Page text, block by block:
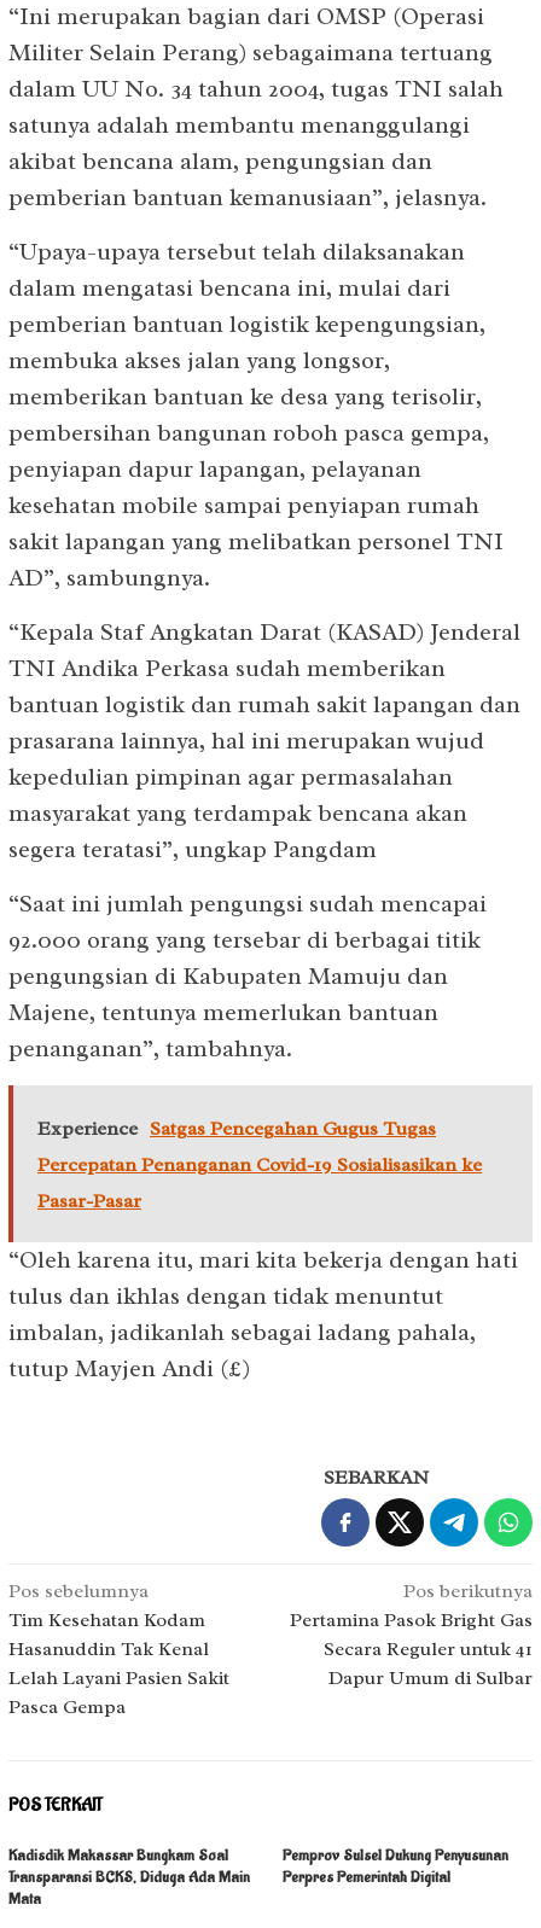
“Ini merupakan bagian dari OMSP (Operasi
Militer Selain Perang) sebagaimana tertuang
dalam UU No. 34 tahun 2004, tugas TNI salah
satunya adalah membantu menanggulangi
akibat bencana alam, pengungsian dan
pemberian bantuan kemanusiaan”, jelasnya.
“Upaya-upaya tersebut telah dilaksanakan
dalam mengatasi bencana ini, mulai dari
pemberian bantuan logistik kepengungsian,
membuka akses jalan yang longsor,
memberikan bantuan ke desa yang terisolir,
pembersihan bangunan roboh pasca gempa,
penyiapan dapur lapangan, pelayanan
kesehatan mobile sampai penyiapan rumah
sakit lapangan yang melibatkan personel TNI
AD”, sambungnya.
“Kepala Staf Angkatan Darat (KASAD) Jenderal
TNI Andika Perkasa sudah memberikan
bantuan logistik dan rumah sakit lapangan dan
prasarana lainnya, hal ini merupakan wujud
kepedulian pimpinan agar permasalahan
masyarakat yang terdampak bencana akan
segera teratasi”, ungkap Pangdam
“Saat ini jumlah pengungsi sudah mencapai
92.000 orang yang tersebar di berbagai titik
pengungsian di Kabupaten Mamuju dan
Majene, tentunya memerlukan bantuan
penanganan”, tambahnya.
Experience Satgas Pencegahan Gugus Tugas
Percepatan Penanganan Covid-19 Sosialisasikan ke
Pasar-Pasar
“Oleh karena itu, mari kita bekerja dengan hati
tulus dan ikhlas dengan tidak menuntut
imbalan, jadikanlah sebagai ladang pahala,
tutup Mayjen Andi (£)
SEBARKAN
Navigasi
pos
Pos sebelumnya
Tim Kesehatan Kodam
Hasanuddin Tak Kenal
Lelah Layani Pasien Sakit
Pasca Gempa
Pos berikutnya
Pertamina Pasok Bright Gas
Secara Reguler untuk 41
Dapur Umum di Sulbar
POS TERKAIT
Kadisdik Makassar Bungkam Soal
Transparansi BCKS, Diduga Ada Main
Mata
Pemprov Sulsel Dukung Penyusunan
Perpres Pemerintah Digital